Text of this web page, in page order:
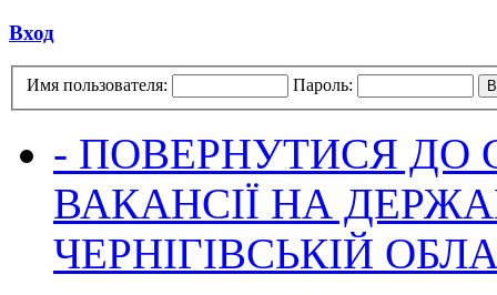
Вход
Имя пользователя: Пароль:
- ПОВЕРНУТИСЯ ДО
ВАКАНСІЇ НА
ЧЕРНІГІВСЬКІЙ